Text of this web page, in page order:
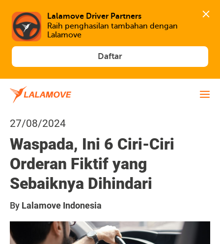
Lalamove Driver Partners
Raih penghasilan tambahan dengan
Lalamove
Daftar
27/08/2024
Waspada, Ini 6 Ciri-Ciri
Orderan Fiktif yang
Sebaiknya Dihindari
By Lalamove Indonesia